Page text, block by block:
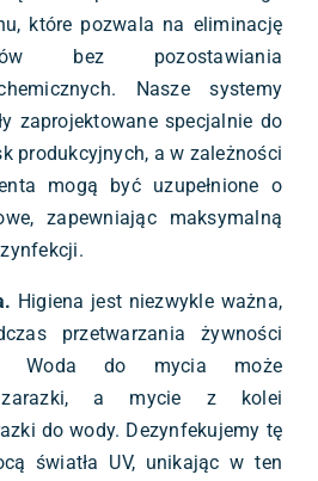
które pozwala na eliminację
bez pozostawiania
Nasze systemy
zaprojektowane specjalnie do
produkcyjnych, a w zależności
mogą być uzupełnione o
zapewniając maksymalną
Higiena jest niezwykle ważna,
przetwarzania żywności
Woda do mycia może
zarazki, a mycie z kolei
do wody. Dezynfekujemy tę
światła UV, unikając w ten